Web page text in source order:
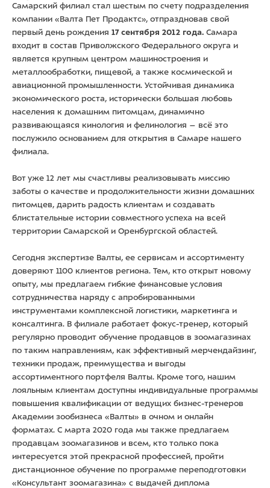
Самарский филиал стал шестым по счету подразделения
компании «Валта Пет Продактс», отпраздновав свой
первый день рождения 17 сентября 2012 года. Самара
входит в состав Приволжского Федерального округа и
является крупным центром машиностроения и
металлообработки, пищевой, а также космической и
авиационной промышленности. Устойчивая динамика
экономического роста, исторически большая любовь
населения к домашним питомцам, динамично
развивающаяся кинология и фелинология – всё это
послужило основанием для открытия в Самаре нашего
филиала.
Вот уже 12 лет мы счастливы реализовывать миссию
заботы о качестве и продолжительности жизни домашних
питомцев, дарить радость клиентам и создавать
блистательные истории совместного успеха на всей
территории Самарской и Оренбургской областей.
Сегодня экспертизе Валты, ее сервисам и ассортименту
доверяют 1100 клиентов региона. Тем, кто открыт новому
опыту, мы предлагаем гибкие финансовые условия
сотрудничества наряду с апробированными
инструментами комплексной логистики, маркетинга и
консалтинга. В филиале работает фокус-тренер, который
регулярно проводит обучение продавцов в зоомагазинах
по таким направлениям, как эффективный мерчендайзинг,
техники продаж, преимущества и выгоды
ассортиментного портфеля Валты. Кроме того, нашим
лояльным клиентам доступны индивидуальные программы
повышения квалификации от ведущих бизнес-тренеров
Академии зообизнеса «Валты» в очном и онлайн
форматах. С марта 2020 года мы также предлагаем
продавцам зоомагазинов и всем, кто только пока
интересуется этой прекрасной профессией, пройти
дистанционное обучение по программе переподготовки
«Консультант зоомагазина» с выдачей диплома